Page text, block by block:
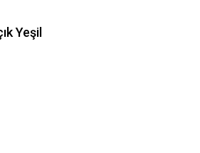
Yeşil